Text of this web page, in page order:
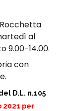
Rocchetta
al
9.00-14.00.
con
D.L. n.105
2021 per